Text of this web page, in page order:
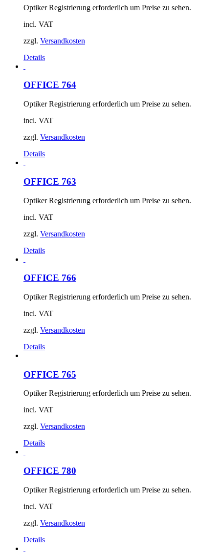
Optiker Registrierung erforderlich um Preise zu sehen.
incl. VAT
zzgl. Versandkosten
Details
OFFICE 764
Optiker Registrierung erforderlich um Preise zu sehen.
incl. VAT
zzgl. Versandkosten
Details
OFFICE 763
Optiker Registrierung erforderlich um Preise zu sehen.
incl. VAT
zzgl. Versandkosten
Details
OFFICE 766
Optiker Registrierung erforderlich um Preise zu sehen.
incl. VAT
zzgl. Versandkosten
Details
OFFICE 765
Optiker Registrierung erforderlich um Preise zu sehen.
incl. VAT
zzgl. Versandkosten
Details
OFFICE 780
Optiker Registrierung erforderlich um Preise zu sehen.
incl. VAT
zzgl. Versandkosten
Details